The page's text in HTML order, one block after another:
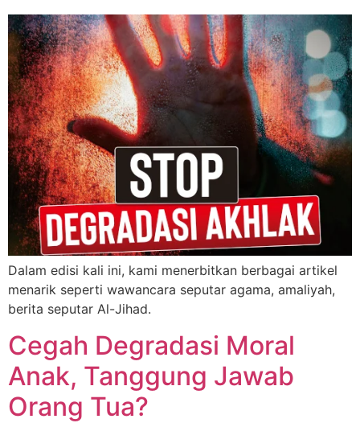
Dalam edisi kali ini, kami menerbitkan berbagai artikel
menarik seperti wawancara seputar agama, amaliyah,
berita seputar Al-Jihad.
Cegah Degradasi Moral
Anak, Tanggung Jawab
Orang Tua?